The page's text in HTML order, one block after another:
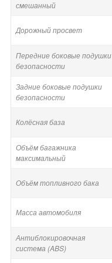
смешанный
Дорожный просвет
Передние боковые подушки
безопасности
Задние боковые подушки
безопасности
Колёсная база
Объём багажника
максимальный
Объём топливного бака
Масса автомобиля
Антиблокировочная
система (ABS)